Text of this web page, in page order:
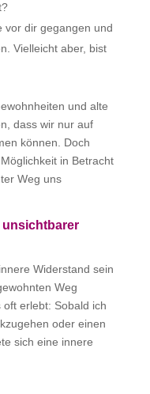
vor dir gegangen und
Vielleicht aber, bist
und alte
dass wir nur auf
können. Doch
in Betracht
Weg uns
unsichtbarer
Widerstand sein
Weg
erlebt: Sobald ich
oder einen
sich eine innere